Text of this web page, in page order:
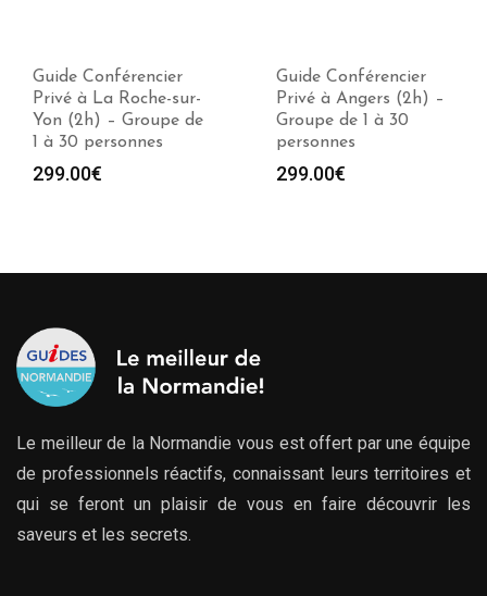
Guide Conférencier
Privé à La Roche-sur-
Yon (2h) – Groupe de
1 à 30 personnes
299.00€
Guide Conférencier
Privé à Angers (2h) –
Groupe de 1 à 30
personnes
299.00€
Le meilleur de la Normandie vous est offert par une équipe
de professionnels réactifs, connaissant leurs territoires et
qui se feront un plaisir de vous en faire découvrir les
saveurs et les secrets.